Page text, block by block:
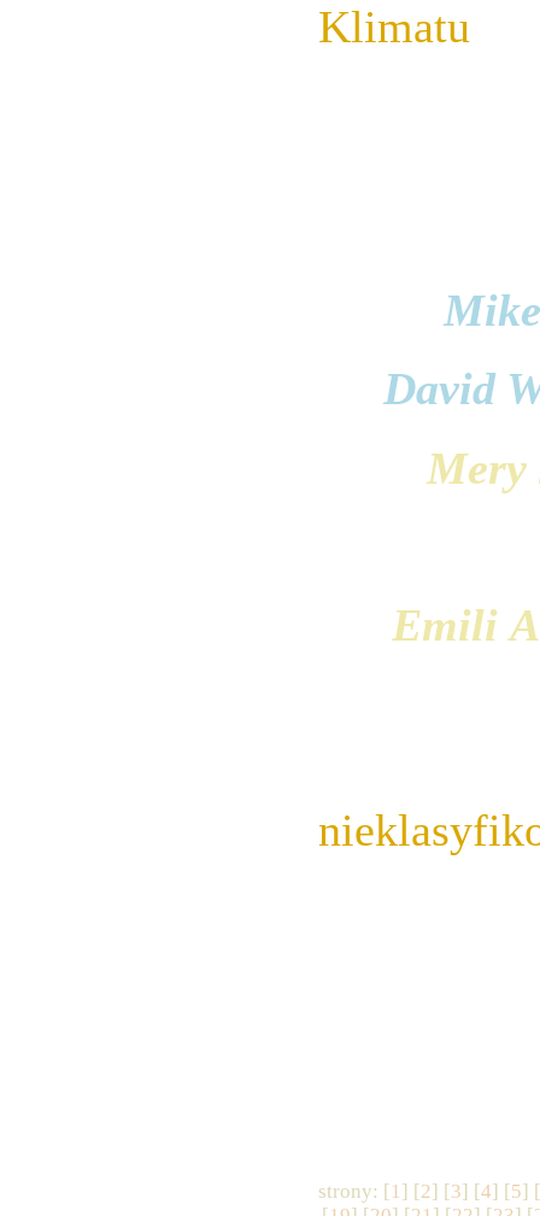
Klimatu
David
Mery
Emili
strony: [1] [2] [3] [4] [5] [